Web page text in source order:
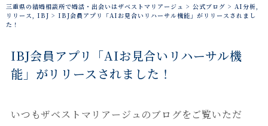
三重県の結婚相談所で婚活・出会いはザベストマリアージュ > 公式ブログ > AI分析,
リリース, IBJ > IBJ会員アプリ「AIお見合いリハーサル機能」がリリースされまし
た！
IBJ会員アプリ「AIお見合いリハーサル機
能」がリリースされました！
いつもザベストマリアージュのブログをご覧いただ